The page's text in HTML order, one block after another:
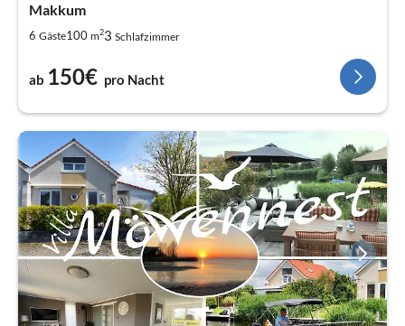
Makkum
6 Gäste100 m23 Schlafzimmer
ab 150€ pro Nacht